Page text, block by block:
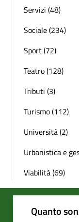
Servizi (48)
Sociale (234)
Sport (72)
Teatro (128)
Tributi (3)
Turismo (112)
Università (2)
Urbanistica e
Viabilità (69)
Quanto